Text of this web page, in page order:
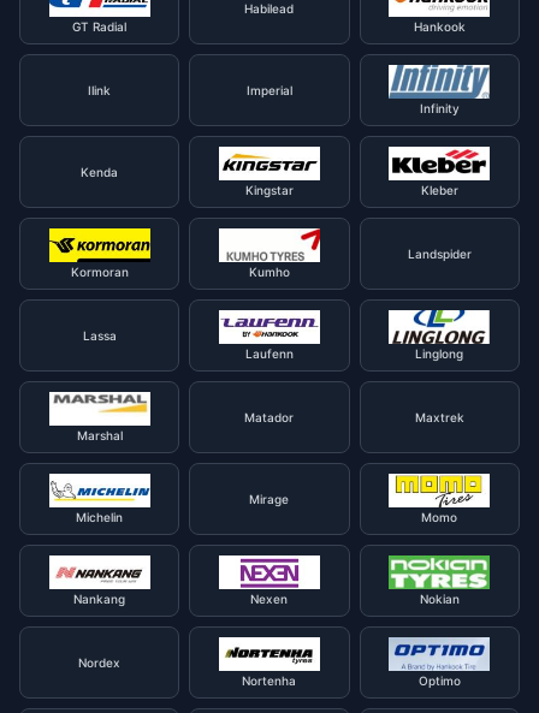
GT Radial
Habilead
Hankook
Ilink
Imperial
Infinity
Kenda
Kingstar
Kleber
Kormoran Kumho
Landspider
Lassa
Laufenn
Linglong
Marshal
Matador Maxtrek
Michelin
Mirage
Momo
Nankang Nexen Nokian
Nordex
Nortenha
Optimo